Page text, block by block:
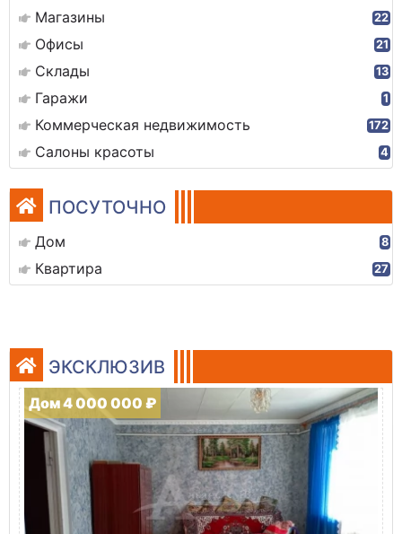
Магазины 22
Офисы 21
Склады 13
Гаражи 1
Коммерческая недвижимость 172
Салоны красоты 4
ПОСУТОЧНО
Дом 8
Квартира 27
ЭКСКЛЮЗИВ
Дом 4 000 000 ₽